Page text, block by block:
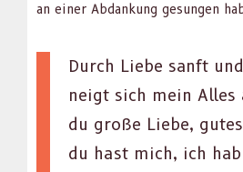
an ein­er Abdankung gesun­gen
Durch Liebe san­ft
neigt sich mein Alles
du große Liebe, gutes
du hast mich, ich